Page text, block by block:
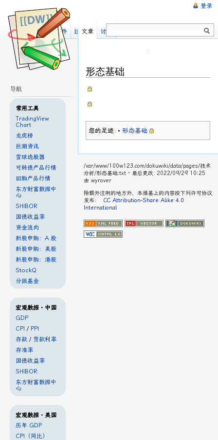
形态基础
您的足迹: • 形态基础
登录
文章 讨论
阅读 显示源文件 过去修订
导航
常用工具
TradingView
Chart
龙虎榜
巨潮资讯
雪球选股器
可转债产品行情
回购产品行情
东方财富数据中
心
SHIBOR
国债收益率
资金流向
新股申购：A 股
新股申购：美股
新股申购：港股
StockQ
分级基金
宏观数据・中国
GDP
CPI / PPI
存款 / 贷款利率
存准率
国债收益率
SHIBOR
东方财富数据中
心
宏观数据・美国
历年 GDP
CPI（同比）
/var/www/100w123.com/dokuwiki/data/pages/技术
分析/形态基础.txt · 最后更改: 2022/09/29 10:25
由 wyrover
除额外注明的地方外，本维基上的内容按下列许可协议
发布：
CC Attribution-Share Alike 4.0
International